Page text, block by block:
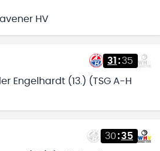
HV
31 :35
Engelhardt (13.) (TSG A-H
30:35